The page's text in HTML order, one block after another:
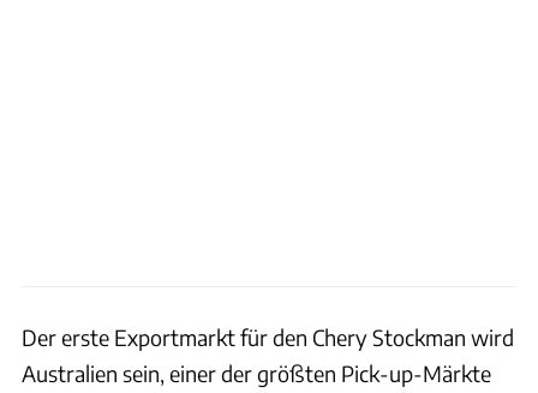
Der erste Exportmarkt für den Chery Stockman wird
Australien sein, einer der größten Pick-up-Märkte